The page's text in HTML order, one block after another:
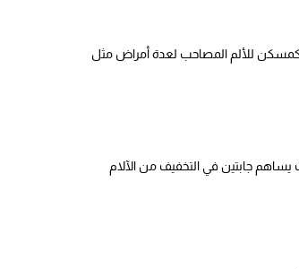
كمسكن للألم المصاحب لعدة أمراض مثل
جابتين في التخفيف من الآلام